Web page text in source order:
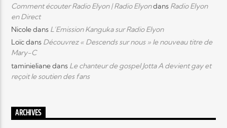
Comment écouter Radio Elyon | Radio Elyondans Radio Elyon
en Direct
Nicoledans L’Emission Kanguka sur Radio Elyon
Loïcdans Découvrez « Descends sur nous » le nouveau titre de
Mary-C
taminielianedans Le chanteur de gospel Jotta A devient gay et
reçoit le soutien des fans
ARCHIVES